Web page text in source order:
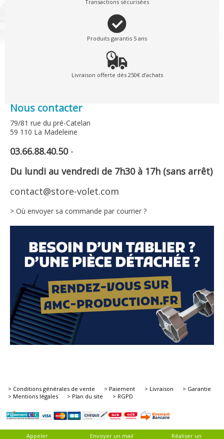
Transactions sécurisées
Produits garantis 5 ans
Livraison offerte dès 250€ d’achats
Nous contacter
79/81 rue du pré-Catelan
59 110 La Madeleine
03.66.88.40.50-
Du lundi au vendredi de 7h30 à 17h (sans arrêt)
contact@store-volet.com
> Où envoyer sa commande par courrier ?
> Conditions générales de vente > Paiement > Livraison
> Garantie
> Mentions légales
> Plan du site > RGPD
Appeler Envoyer un mail Réaliser un